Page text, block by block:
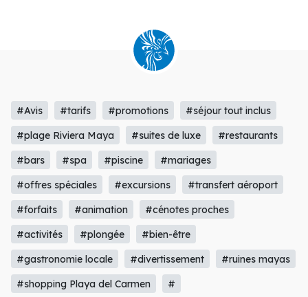
#Avis #tarifs #promotions
#séjour tout inclus
#plage Riviera Maya
#suites de luxe
#restaurants
#bars
#spa #piscine
#mariages
#offres spéciales
#excursions
#transfert aéroport
#forfaits
#animation
#cénotes proches
#activités
#plongée
#bien-être
#gastronomie locale
#divertissement
#ruines mayas
#shopping Playa del Carmen
#